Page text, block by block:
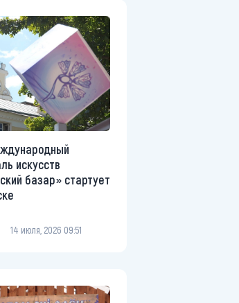
искусств
базар» стартует
14 июля, 2026 09:51